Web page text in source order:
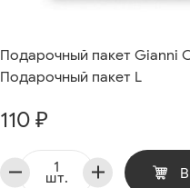
Подарочный пакет Gianni
Подарочный пакет L
110 ₽
шт.